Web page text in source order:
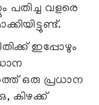
പതിച്ച വളരെ
ഇപ്പോഴും
ഒരു പ്രധാന
കിഴക്ക്